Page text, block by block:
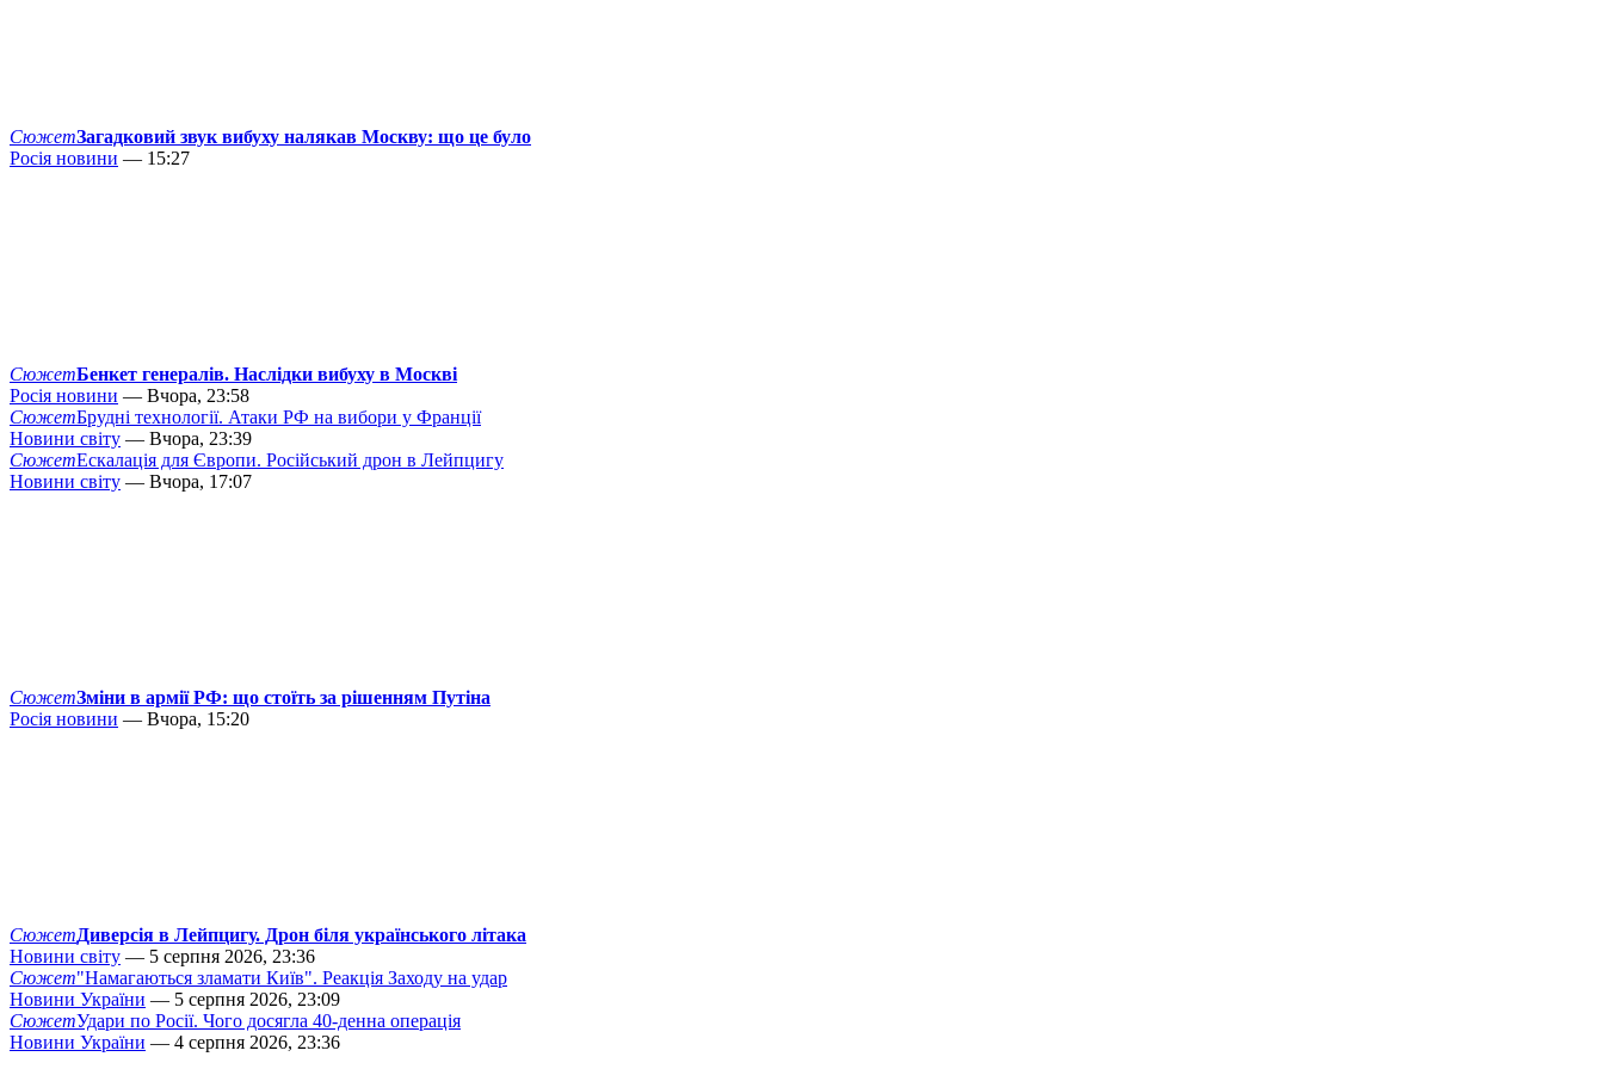
СюжетЗагадковий звук вибуху налякав Москву: що це було
Росія новини — 15:27
СюжетБенкет генералів. Наслідки вибуху в Москві
Росія новини — Вчора, 23:58
СюжетБрудні технології. Атаки РФ на вибори у Франції
Новини світу — Вчора, 23:39
СюжетЕскалація для Європи. Російський дрон в Лейпцигу
Новини світу — Вчора, 17:07
СюжетЗміни в армії РФ: що стоїть за рішенням Путіна
Росія новини — Вчора, 15:20
СюжетДиверсія в Лейпцигу. Дрон біля українського літака
Новини світу — 5 серпня 2026, 23:36
Сюжет"Намагаються зламати Київ". Реакція Заходу на удар
Новини України — 5 серпня 2026, 23:09
СюжетУдари по Росії. Чого досягла 40-денна операція
Новини України — 4 серпня 2026, 23:36